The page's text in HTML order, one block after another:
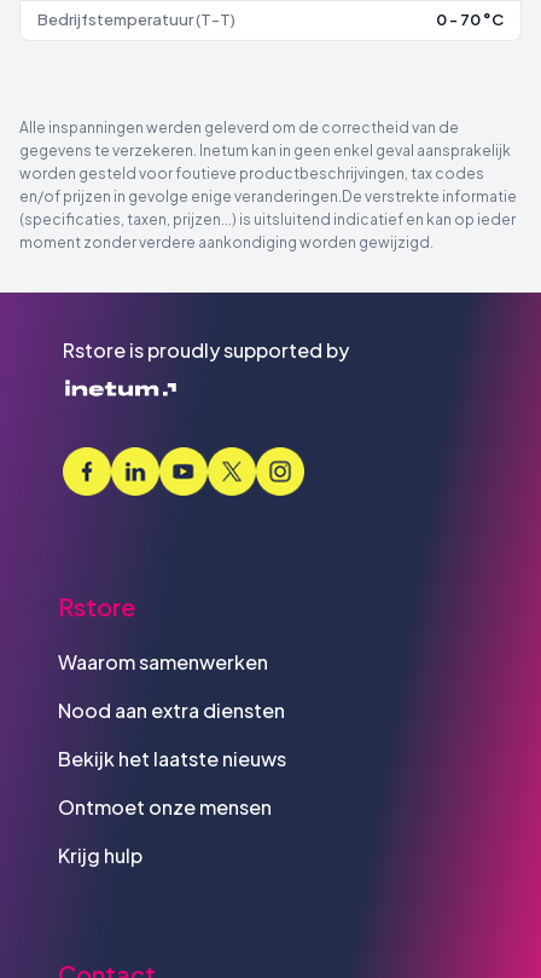
Bedrijfstemperatuur (T-T) 0 - 70 °C
Alle inspanningen werden geleverd om de correctheid van de
gegevens te verzekeren. Inetum kan in geen enkel geval aansprakelijk
worden gesteld voor foutieve productbeschrijvingen, tax codes
en/of prijzen in gevolge enige veranderingen.De verstrekte informatie
(specificaties, taxen, prijzen...) is uitsluitend indicatief en kan op ieder
moment zonder verdere aankondiging worden gewijzigd.
Rstore is proudly supported by
Rstore
Waarom samenwerken
Nood aan extra diensten
Bekijk het laatste nieuws
Ontmoet onze mensen
Krijg hulp